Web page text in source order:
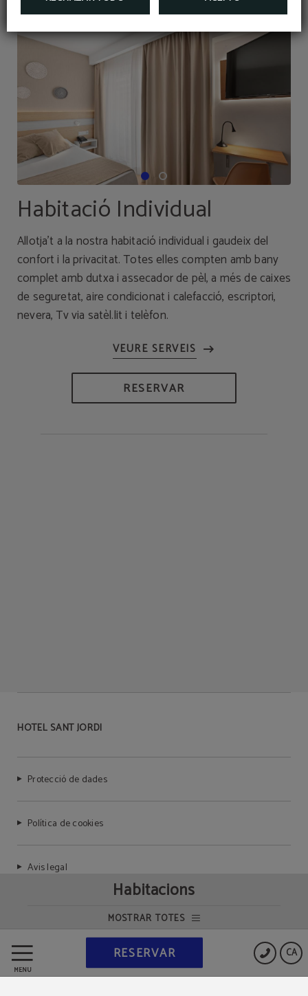
MENÚ
CA
RESERVAR
Habitacions
MOSTRAR TOTES
Habitació Individual
Allotja't a la nostra habitació individual i gaudeix del
confort i la privacitat. Totes elles compten amb bany
complet amb dutxa i assecador de pèl, a més de caixes
de seguretat, aire condicionat i calefacció, escriptori,
nevera, Tv via satèl.lit i telèfon.
RESERVAR
HOTEL SANT JORDI
Protecció de dades
Política de cookies
Avis legal
Powered by Keytel
Compra segura